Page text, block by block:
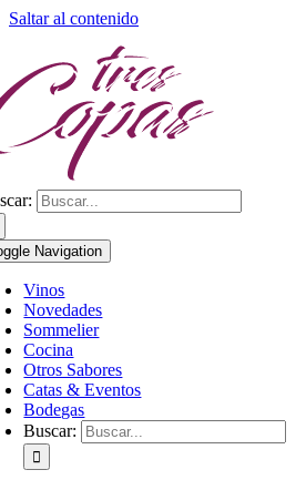
Saltar al contenido
Navigation
Vinos
Novedades
Sommelier
Cocina
Otros Sabores
Catas & Eventos
Bodegas
Buscar: